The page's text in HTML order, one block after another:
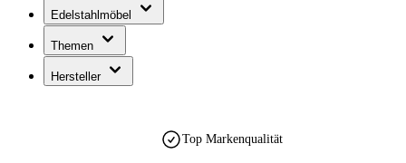
Edelstahlmöbel
Themen
Hersteller
Top Markenqualität